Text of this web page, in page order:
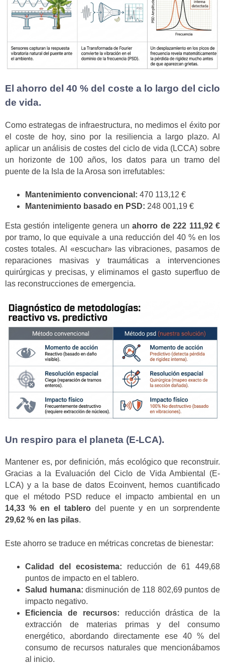
El ahorro del 40 % del coste a lo largo del ciclo
de vida.
Como estrategas de infraestructura, no medimos el éxito por
el coste de hoy, sino por la resiliencia a largo plazo. Al
aplicar un análisis de costes del ciclo de vida (LCCA) sobre
un horizonte de 100 años, los datos para un tramo del
puente de la Isla de la Arosa son irrefutables:
Mantenimiento convencional: 470 113,12 €
Mantenimiento basado en PSD: 248 001,19 €
Esta gestión inteligente genera unahorro de 222 111,92 €
por tramo, lo que equivale a una reducción del 40 % en los
costes totales. Al «escuchar» las vibraciones, pasamos de
reparaciones masivas y traumáticas a intervenciones
quirúrgicas y precisas, y eliminamos el gasto superfluo de
las reconstrucciones de emergencia.
Un respiro para el planeta (E-LCA).
Mantener es, por definición, más ecológico que reconstruir.
Gracias a la Evaluación del Ciclo de Vida Ambiental (E-
LCA) y a la base de datos Ecoinvent, hemos cuantificado
que el método PSD reduce el impacto ambiental en un
14,33 % en el tablero del puente y en un sorprendente
29,62 % en las pilas.
Este ahorro se traduce en métricas concretas de bienestar:
Calidad del ecosistema: reducción de 61 449,68
puntos de impacto en el tablero.
Salud humana: disminución de 118 802,69 puntos de
impacto negativo.
Eficiencia de recursos: reducción drástica de la
extracción de materias primas y del consumo
energético, abordando directamente ese 40 % del
consumo de recursos naturales que mencionábamos
al inicio.